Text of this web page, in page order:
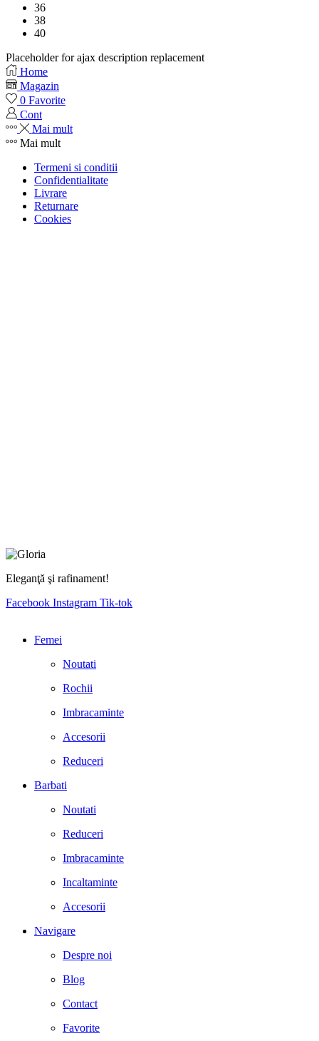
36
38
40
Placeholder for ajax description replacement
Home
Magazin
0 Favorite
Cont
Mai mult
Mai mult
Termeni si conditii
Confidentialitate
Livrare
Returnare
Cookies
Eleganţă şi rafinament!
Facebook Instagram Tik-tok
Femei
Noutati
Rochii
Imbracaminte
Accesorii
Reduceri
Barbati
Noutati
Reduceri
Imbracaminte
Incaltaminte
Accesorii
Navigare
Despre noi
Blog
Contact
Favorite